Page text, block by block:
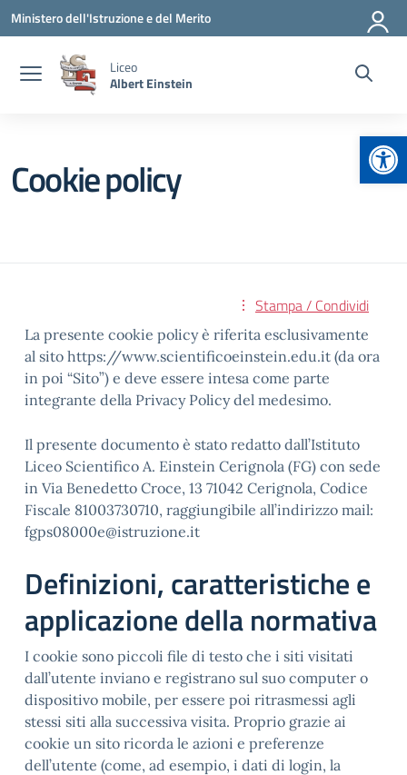
Vai ai contenuti
Vai al menu di navigazione
Vai al footer
Ministero dell'Istruzione e del Merito
Liceo
Albert Einstein
Cookie policy
Stampa / Condividi
La presente cookie policy è riferita esclusivamente
al sito https://www.scientificoeinstein.edu.it (da ora
in poi “Sito”) e deve essere intesa come parte
integrante della Privacy Policy del medesimo.
Il presente documento è stato redatto dall’Istituto
Liceo Scientifico A. Einstein Cerignola (FG) con sede
in Via Benedetto Croce, 13 71042 Cerignola, Codice
Fiscale 81003730710, raggiungibile all’indirizzo mail:
fgps08000e@istruzione.it
Definizioni, caratteristiche e
applicazione della normativa
I cookie sono piccoli file di testo che i siti visitati
dall’utente inviano e registrano sul suo computer o
dispositivo mobile, per essere poi ritrasmessi agli
stessi siti alla successiva visita. Proprio grazie ai
cookie un sito ricorda le azioni e preferenze
dell’utente (come, ad esempio, i dati di login, la